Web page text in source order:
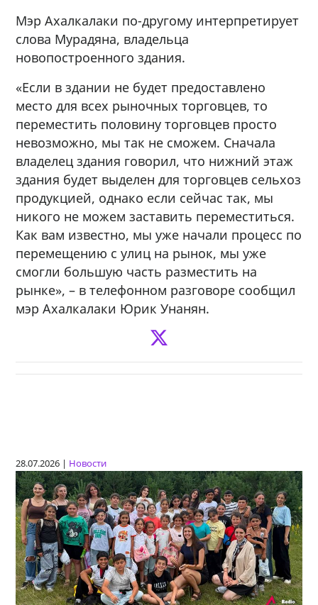
Мэр Ахалкалаки по-другому интерпретирует
слова Мурадяна, владельца
новопостроенного здания.
«Если в здании не будет предоставлено
место для всех рыночных торговцев, то
переместить половину торговцев просто
невозможно, мы так не сможем. Сначала
владелец здания говорил, что нижний этаж
здания будет выделен для торговцев сельхоз
продукцией, однако если сейчас так, мы
никого не можем заставить переместиться.
Как вам известно, мы уже начали процесс по
перемещению с улиц на рынок, мы уже
смогли большую часть разместить на
рынке», – в телефонном разговоре сообщил
мэр Ахалкалаки Юрик Унанян.
28.07.2026 | Новости